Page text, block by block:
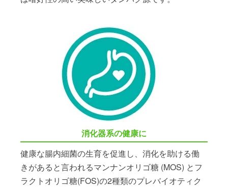
消化器系の健康に
健康な腸内細菌の生育を促進し、消化を助ける働
きがあると言われるマンナンオリゴ糖 (MOS) とフ
ラクトオリゴ糖(FOS)の2種類のプレバイオティク